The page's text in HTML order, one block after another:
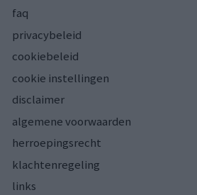
faq
privacybeleid
cookiebeleid
cookie instellingen
disclaimer
algemene voorwaarden
herroepingsrecht
klachtenregeling
links